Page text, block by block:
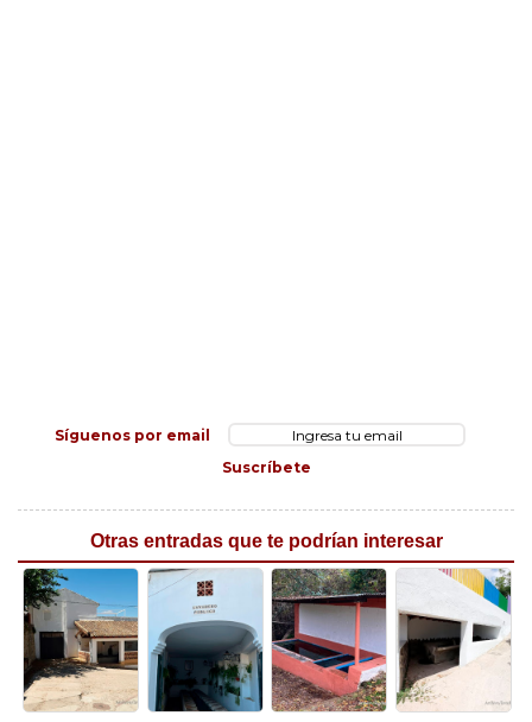
Síguenos por email
Suscríbete
Otras entradas que te podrían interesar